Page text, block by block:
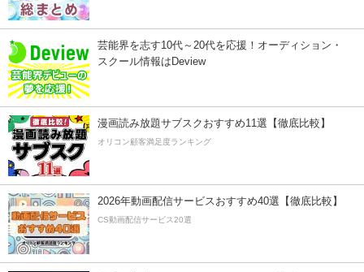
芸能界を志す10代～20代を応援！オーディション・
スクール情報はDeview
漫画読み放題サブスクおすすめ11選【徹底比較】
オリコン顧客満足度ランキング
2026年動画配信サービスおすすめ40選【徹底比較】
CS動画配信サービス20選